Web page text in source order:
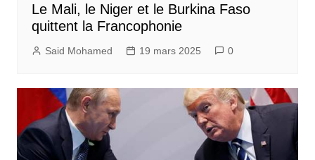
Le Mali, le Niger et le Burkina Faso
quittent la Francophonie
Said Mohamed 19 mars 2025 0